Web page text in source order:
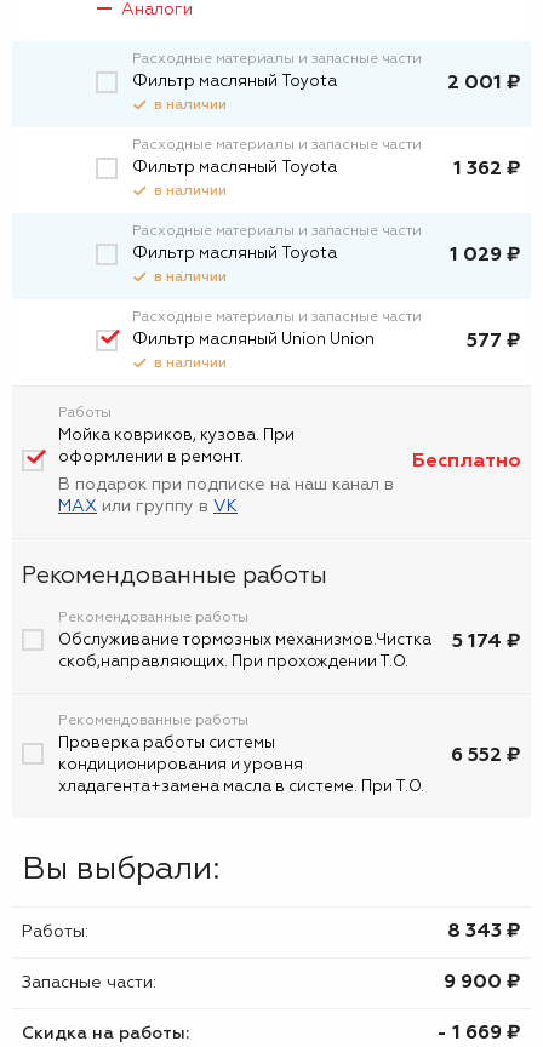
Аналоги
Расходные материалы и запасные части
Фильтр масляный Toyota
в наличии
2 001 ₽
Расходные материалы и запасные части
Фильтp масляный Toyota
в наличии
1 362 ₽
Расходные материалы и запасные части
Фильтр масляный Toyota
в наличии
1 029 ₽
Расходные материалы и запасные части
Фильтр масляный Union Union
в наличии
577 ₽
Работы
Мойка ковриков, кузова. При
оформлении в ремонт.
В подарок при подписке на наш канал в
MAX или группу в VK
Бесплатно
Рекомендованные работы
Рекомендованные работы
Обслуживание тормозных механизмов.Чистка
скоб,направляющих. При прохождении Т.О.
5 174 ₽
Рекомендованные работы
Проверка работы системы
кондиционирования и уровня
хладагента+замена масла в системе. При Т.О.
6 552 ₽
Вы выбрали:
Работы: 8 343 ₷
Запасные части: 9 900 ₷
Скидка на работы: - 1 669 ₷